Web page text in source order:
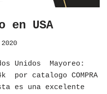
en USA
Unidos ​Mayoreo:
por catalogo COMPRA
Esta es una excelente